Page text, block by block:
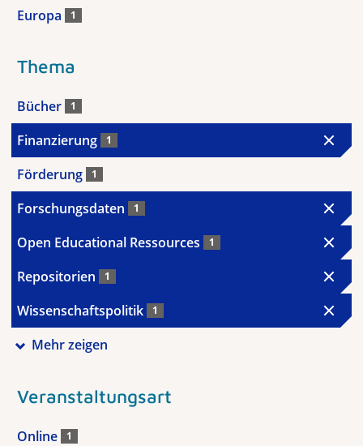
Europa 1
Thema
Bücher 1
Finanzierung 1
Förderung 1
Forschungsdaten 1
Open Educational Ressources 1
Repositorien 1
Wissenschaftspolitik 1
Mehr zeigen
Veranstaltungsart
Online 1